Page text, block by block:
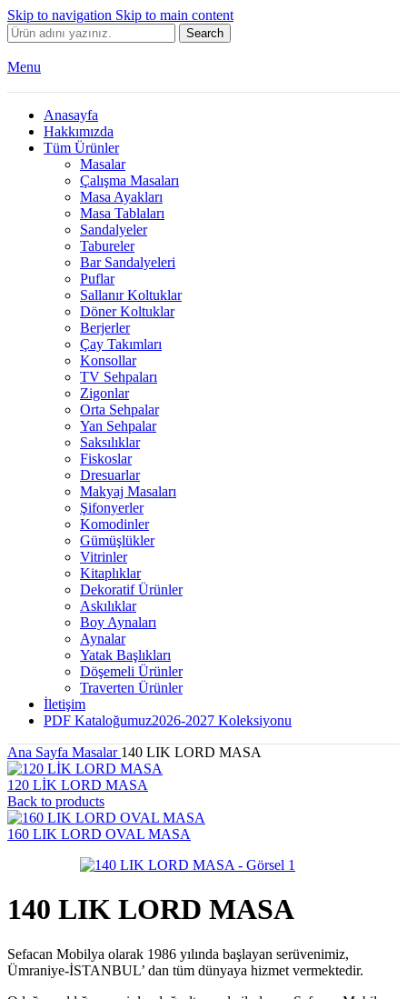
Skip to navigation Skip to main content
Search
Menu
Anasayfa
Hakkımızda
Tüm Ürünler
Masalar
Çalışma Masaları
Masa Ayakları
Masa Tablaları
Sandalyeler
Tabureler
Bar Sandalyeleri
Puflar
Sallanır Koltuklar
Döner Koltuklar
Berjerler
Çay Takımları
Konsollar
TV Sehpaları
Zigonlar
Orta Sehpalar
Yan Sehpalar
Saksılıklar
Fiskoslar
Dresuarlar
Makyaj Masaları
Şifonyerler
Komodinler
Gümüşlükler
Vitrinler
Kitaplıklar
Dekoratif Ürünler
Askılıklar
Boy Aynaları
Aynalar
Yatak Başlıkları
Döşemeli Ürünler
Traverten Ürünler
İletişim
PDF Kataloğumuz2026-2027 Koleksiyonu
Ana Sayfa Masalar 140 LIK LORD MASA
120 LİK LORD MASA
Back to products
160 LIK LORD OVAL MASA
140 LIK LORD MASA
Sefacan Mobilya olarak 1986 yılında başlayan serüvenimiz,
Ümraniye-İSTANBUL’ dan tüm dünyaya hizmet vermektedir.